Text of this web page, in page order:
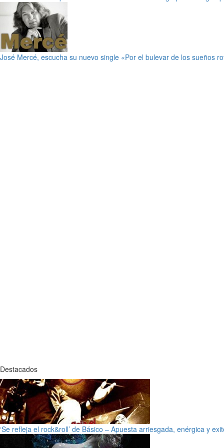
José Mercé, escucha su nuevo single «Por el bulevar de los sueños
Destacados
‘Se refleja el rock&roll’ de Básico – Apuesta arriesgada, enérgica y